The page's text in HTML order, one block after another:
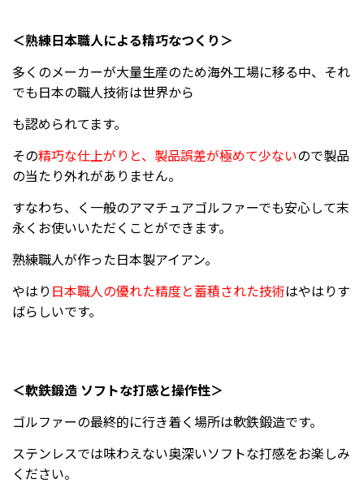
＜熟練日本職人による精巧なつくり＞
多くのメーカーが大量生産のため海外工場に移る中、それ
でも日本の職人技術は世界から
も認められてます。
その精巧な仕上がりと、製品誤差が極めて少ないので製品
の当たり外れがありません。
すなわち、く一般のアマチュアゴルファーでも安心して末
永くお使いいただくことができます。
熟練職人が作った日本製アイアン。
やはり 日本職人の優れた精度と蓄積された技術はやはりす
ばらしいです。
＜軟鉄鍛造 ソフトな打感と操作性＞
ゴルファーの最終的に行き着く場所は軟鉄鍛造です。
ステンレスでは味わえない奥深いソフトな打感をお楽しみ
ください。